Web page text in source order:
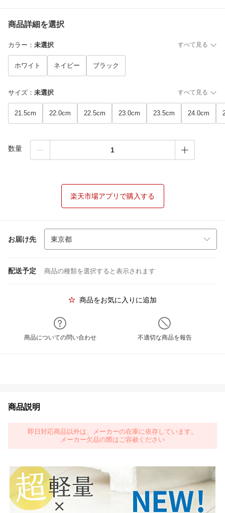
商品詳細を選択
カラー ： 未選択 すべて見る
ホワイト ネイビー ブラック
サイズ ： 未選択 すべて見る
21.5cm 22.0cm 22.5cm 23.0cm 23.5cm 24.0cm
数量
楽天市場アプリで購入する
お届け先
配送予定 商品の種類を選択すると表示されます
商品をお気に入りに追加
商品についての問い合わせ 不適切な商品を報告
商品説明
即日対応商品以外は、メーカーの在庫に依存しています。
メーカー欠品の際はご容赦ください